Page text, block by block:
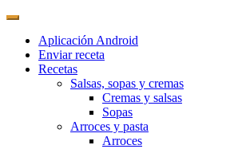
Aplicación Android
Enviar receta
Recetas
Salsas, sopas y cremas
Cremas y salsas
Sopas
Arroces y pasta
Arroces